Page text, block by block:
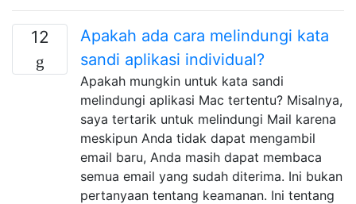
12
Apakah ada cara melindungi kata
sandi aplikasi individual?
Apakah mungkin untuk kata sandi
melindungi aplikasi Mac tertentu? Misalnya,
saya tertarik untuk melindungi Mail karena
meskipun Anda tidak dapat mengambil
email baru, Anda masih dapat membaca
semua email yang sudah diterima. Ini bukan
pertanyaan tentang keamanan. Ini tentang